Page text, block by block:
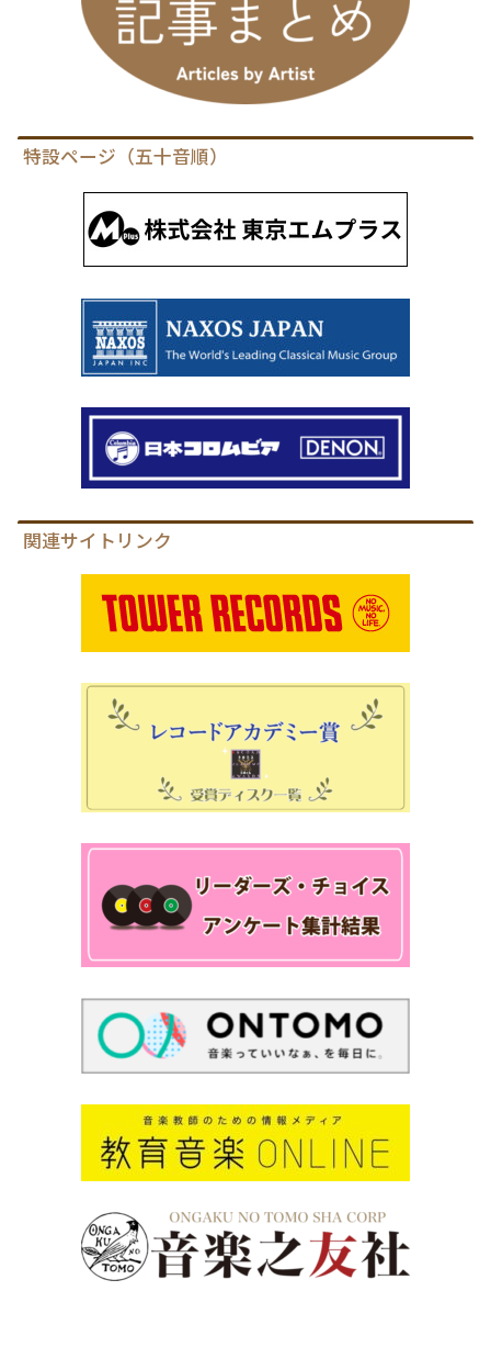
特設ページ（五十音順）
関連サイトリンク